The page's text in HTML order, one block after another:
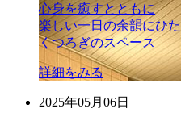
心身を癒すとともに
楽しい一日の余韻にひ
くつろぎのスペース
詳細をみる
2025年05月06日